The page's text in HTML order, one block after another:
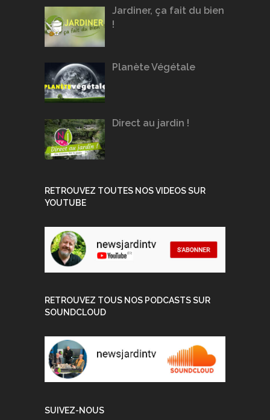
Jardiner, ça fait du bien
!
Planète Végétale
Direct au jardin !
RETROUVEZ TOUTES NOS VIDEOS SUR
YOUTUBE
RETROUVEZ TOUS NOS PODCASTS SUR
SOUNDCLOUD
SUIVEZ-NOUS